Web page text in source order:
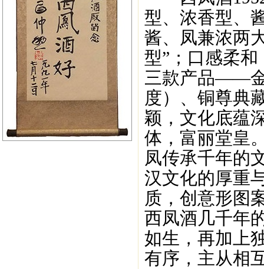
型、浓香型、
酱、凤兼浓两
型”；口感柔
三款产品——金
度）、铜尊典
颖，文化底蕴
体，富丽堂皇
凤传承千年的
汉文化的厚重
质，创意形图
西凤酒几千年
如生，再加上
有序，主从相